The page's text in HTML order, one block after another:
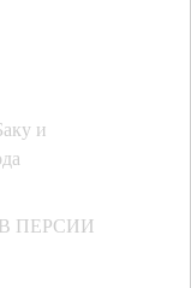
и
ПЕРСИИ